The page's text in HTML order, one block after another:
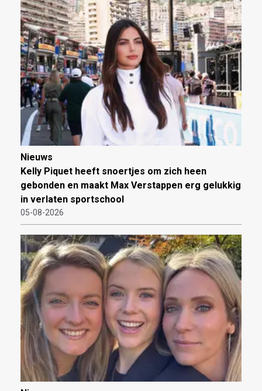
Nieuws
Kelly Piquet heeft snoertjes om zich heen
gebonden en maakt Max Verstappen erg gelukkig
in verlaten sportschool
05-08-2026